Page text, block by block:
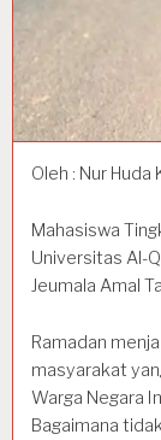
Oleh : Nur Huda
Mahasiswa
Universitas Al-
Jeumala Amal
Ramadan
masyarakat
Warga Negara
Bagaimana